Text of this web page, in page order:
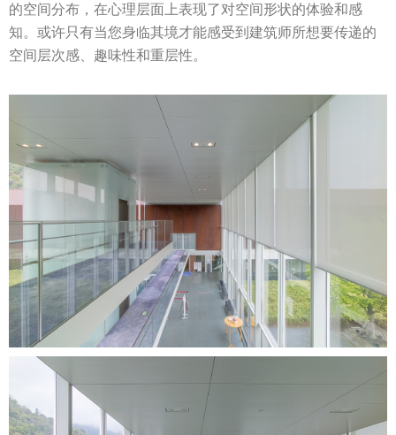
的空间分布，在心理层面上表现了对空间形状的体验和感
知。或许只有当您身临其境才能感受到建筑师所想要传递的
空间层次感、趣味性和重层性。